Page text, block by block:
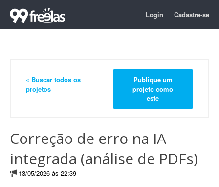
Login Cadastre-se
« Buscar todos os
projetos
Publique um
projeto como
este
Correção de erro na IA
integrada (análise de PDFs)
13/05/2026 às 22:39